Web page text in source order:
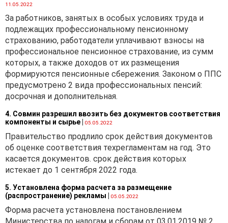
подтверждающих
законность приобретения
(получения) транспортного
средства.
Согласнопункту 17
Положения № 1849
транспортные средства,
переданные физическому
или юридическому лицу на
основании договора
лизинга, регистрируются за
лизингополучателем или его
обособленным
подразделением.
плательщиками
признаются организации-
11.05.2022
За работников, занятых в особых условиях труда и
подлежащих профессиональному пенсионному
страхованию, работодатели уплачивают взносы на
профессиональное пенсионное страхование, из сумм
которых, а также доходов от их размещения
формируются пенсионные сбережения. Законом о ППС
предусмотрено 2 вида профессиональных пенсий:
досрочная и дополнительная.
4. Совмин разрешил ввозить без документов соответствия
компоненты и сырье
05.05.2022
Правительство продлило срок действия документов
об оценке соответствия техрегламентам на год. Это
касается документов. срок действия которых
истекает до 1 сентября 2022 года.
5. Установлена форма расчета за размещение
(распространение) рекламы
05.05.2022
Форма расчета установлена постановлением